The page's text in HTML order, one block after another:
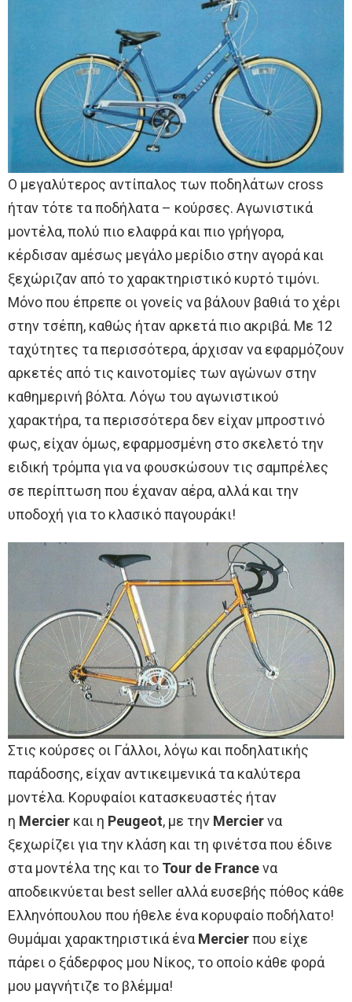
Ο μεγαλύτερος αντίπαλος των ποδηλάτων cross
ήταν τότε τα ποδήλατα – κούρσες. Αγωνιστικά
μοντέλα, πολύ πιο ελαφρά και πιο γρήγορα,
κέρδισαν αμέσως μεγάλο μερίδιο στην αγορά και
ξεχώριζαν από το χαρακτηριστικό κυρτό τιμόνι.
Μόνο που έπρεπε οι γονείς να βάλουν βαθιά το χέρι
στην τσέπη, καθώς ήταν αρκετά πιο ακριβά. Με 12
ταχύτητες τα περισσότερα, άρχισαν να εφαρμόζουν
αρκετές από τις καινοτομίες των αγώνων στην
καθημερινή βόλτα. Λόγω του αγωνιστικού
χαρακτήρα, τα περισσότερα δεν είχαν μπροστινό
φως, είχαν όμως, εφαρμοσμένη στο σκελετό την
ειδική τρόμπα για να φουσκώσουν τις σαμπρέλες
σε περίπτωση που έχαναν αέρα, αλλά και την
υποδοχή για το κλασικό παγουράκι!
Στις κούρσες οι Γάλλοι, λόγω και ποδηλατικής
παράδοσης, είχαν αντικειμενικά τα καλύτερα
μοντέλα. Κορυφαίοι κατασκευαστές ήταν
η Mercier και η Peugeot, με την Mercierνα
ξεχωρίζει για την κλάση και τη φινέτσα που έδινε
στα μοντέλα της και το Tour de Franceνα
αποδεικνύεται best seller αλλά ευσεβής πόθος κάθε
Ελληνόπουλου που ήθελε ένα κορυφαίο ποδήλατο!
Θυμάμαι χαρακτηριστικά έναMercierπου είχε
πάρει ο ξάδερφος μου Νίκος, το οποίο κάθε φορά
μου μαγνήτιζε το βλέμμα!